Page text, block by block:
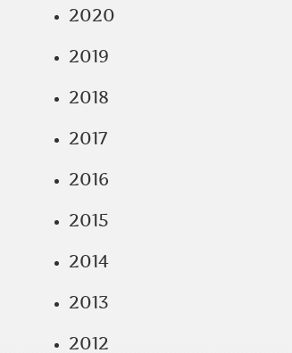
2020
2019
2018
2017
2016
2015
2014
2013
2012